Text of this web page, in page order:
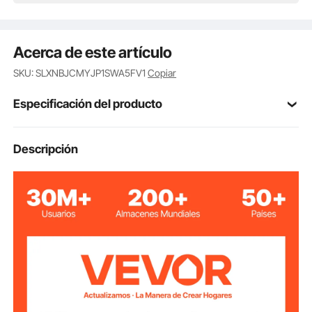
Acerca de este artículo
SKU: SLXNBJCMYJP1SWA5FV1Copiar
Especificación del producto
Número de
modelo del
Potencia 500W
Material principal acero inoxidable + PP + PC
enfriamiento líquido
Descripción